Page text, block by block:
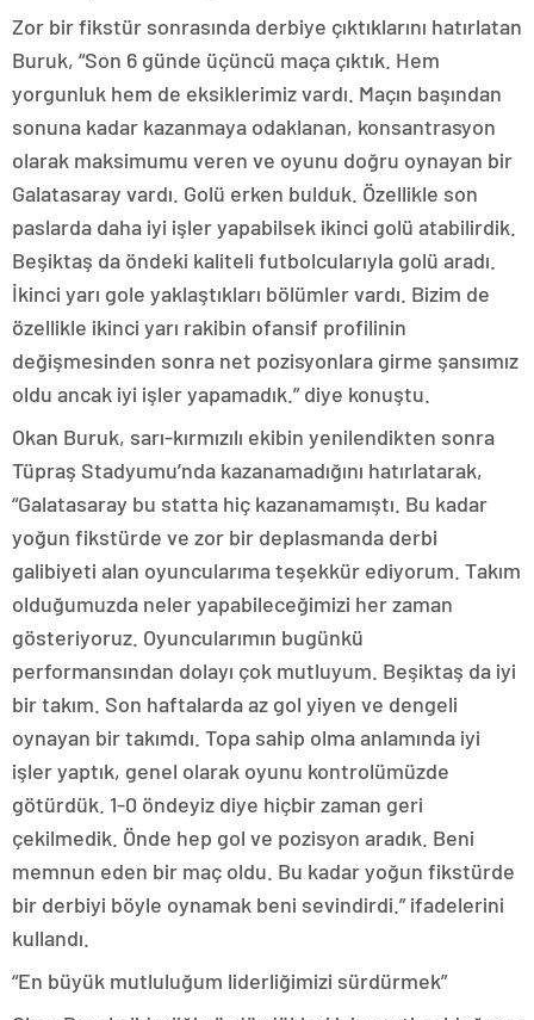
Zor bir fikstür sonrasında derbiye çıktıklarını hatırlatan
Buruk, “Son 6 günde üçüncü maça çıktık. Hem
yorgunluk hem de eksiklerimiz vardı. Maçın başından
sonuna kadar kazanmaya odaklanan, konsantrasyon
olarak maksimumu veren ve oyunu doğru oynayan bir
Galatasaray vardı. Golü erken bulduk. Özellikle son
paslarda daha iyi işler yapabilsek ikinci golü atabilirdik.
Beşiktaş da öndeki kaliteli futbolcularıyla golü aradı.
İkinci yarı gole yaklaştıkları bölümler vardı. Bizim de
özellikle ikinci yarı rakibin ofansif profilinin
değişmesinden sonra net pozisyonlara girme şansımız
oldu ancak iyi işler yapamadık.” diye konuştu.
Okan Buruk, sarı-kırmızılı ekibin yenilendikten sonra
Tüpraş Stadyumu’nda kazanamadığını hatırlatarak,
“Galatasaray bu statta hiç kazanamamıştı. Bu kadar
yoğun fikstürde ve zor bir deplasmanda derbi
galibiyeti alan oyuncularıma teşekkür ediyorum. Takım
olduğumuzda neler yapabileceğimizi her zaman
gösteriyoruz. Oyuncularımın bugünkü
performansından dolayı çok mutluyum. Beşiktaş da iyi
bir takım. Son haftalarda az gol yiyen ve dengeli
oynayan bir takımdı. Topa sahip olma anlamında iyi
işler yaptık, genel olarak oyunu kontrolümüzde
götürdük. 1-0 öndeyiz diye hiçbir zaman geri
çekilmedik. Önde hep gol ve pozisyon aradık. Beni
memnun eden bir maç oldu. Bu kadar yoğun fikstürde
bir derbiyi böyle oynamak beni sevindirdi.” ifadelerini
kullandı.
“En büyük mutluluğum liderliğimizi sürdürmek”